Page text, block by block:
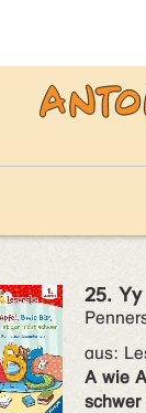
25. Yy
aus:
A wie
schwer